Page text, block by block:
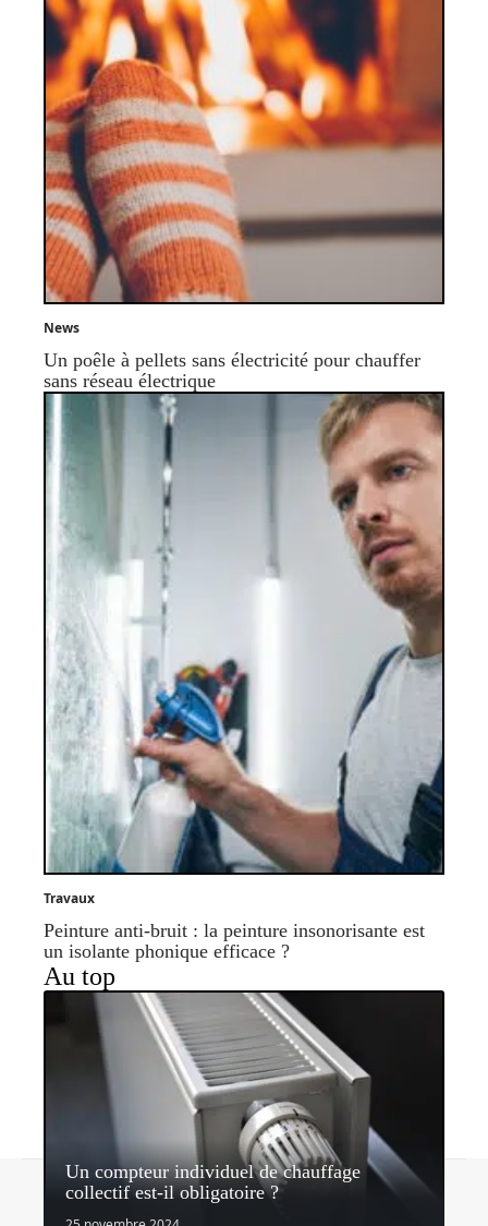
News
Un poêle à pellets sans électricité pour chauffer
sans réseau électrique
Travaux
Peinture anti-bruit : la peinture insonorisante est
un isolante phonique efficace ?
Au top
Un compteur individuel de chauffage
collectif est-il obligatoire ?
Contact Mentions légales Sitemap